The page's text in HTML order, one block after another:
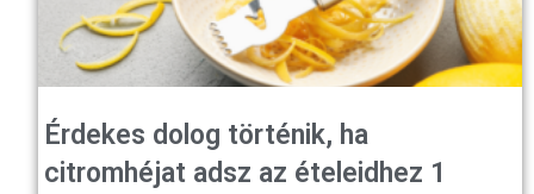
Érdekes dolog történik, ha
citromhéjat adsz az ételeidhez 1